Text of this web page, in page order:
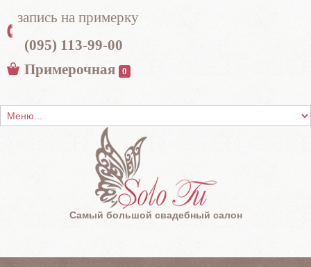
запись на примерку
(095) 113-99-00
Примерочная
0
Самый большой свадебный салон